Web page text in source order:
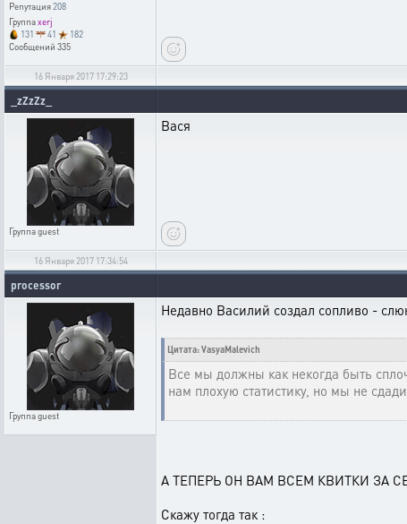
Репутация208
Группаxerj
131
41
182
Сообщений 335
16 Января 2017 17:29:23
_zZzZz_
Группаguest
Вася
16 Января 2017 17:34:54
processor
Группаguest
Недавно Василий создал сопливо -
Цитата: VasyaMalevich
Все мы должны как некогда быть
нам плохую статистику, но мы не
А ТЕПЕРЬ ОН ВАМ ВСЕМ КВИТКИ ЗА
Скажу тогда так :